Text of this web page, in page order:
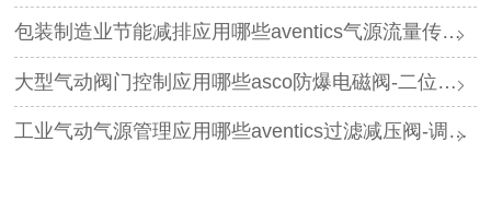
包装制造业节能减排应用哪些aventics气源流量传感器-过滤减压阀
大型气动阀门控制应用哪些asco防爆电磁阀-二位五通电磁阀
工业气动气源管理应用哪些aventics过滤减压阀-调压器